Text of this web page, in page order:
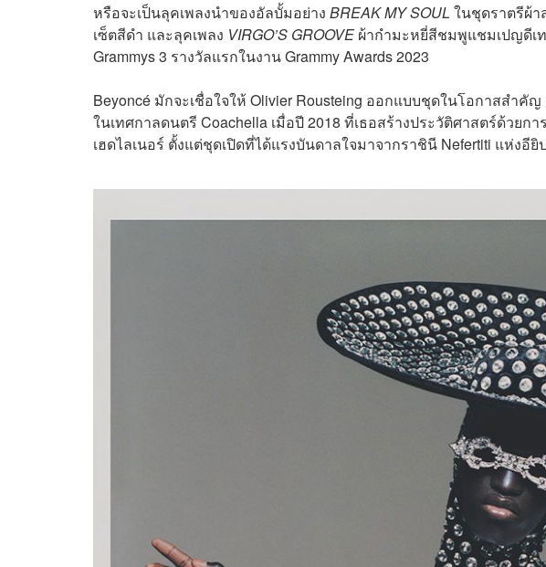
หรือจะเป็นลุคเพลงนำของอัลบั้มอย่าง BREAK MY SOUL ในชุดราตรีผ้
เซ็ตสีดำ และลุคเพลง VIRGO’S GROOVE ผ้ากำมะหยี่สีชมพูแชมเปญดีเ
Grammys 3 รางวัลแรกในงาน Grammy Awards 2023
Beyoncé มักจะเชื่อใจให้ Olivier Rousteing ออกแบบชุดในโอกาสสำ
ในเทศกาลดนตรี Coachella เมื่อปี 2018 ที่เธอสร้างประวัติศาสตร์ด้วย
เฮดไลเนอร์ ตั้งแต่ชุดเปิดที่ได้แรงบันดาลใจมาจากราชินี Nefertiti แห่ง